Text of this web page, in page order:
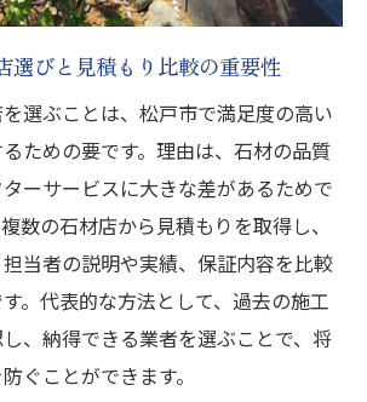
安心できる墓石購入を実現する方
てる場合のメリットと準備
生前にお墓購入する利点と注意点
担軽減につながる準備方法とは
事前相談する際の具体的ポイント
納骨堂など生前契約の流れ
で予算を最適化するための工夫
った墓石選びで安心の終活を
費用の基礎知識と比較方法
選びと見積もり比較の重要性
選ぶことは、松戸市で満足度の高い
ための要です。理由は、石材の品質
ーサービスに大きな差があるためで
数の石材店から見積もりを取得し、
当者の説明や実績、保証内容を比較
。代表的な方法として、過去の施工
、納得できる業者を選ぶことで、将
ぐことができます。